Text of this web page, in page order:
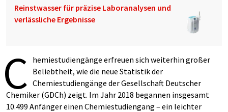
Reinstwasser für präzise Laboranalysen und
verlässliche Ergebnisse
C hemiestudiengänge erfreuen sich weiterhin großer
Beliebtheit, wie die neue Statistik der
Chemiestudiengänge der Gesellschaft Deutscher
Chemiker (GDCh) zeigt. Im Jahr 2018 begannen insgesamt
10.499 Anfänger einen Chemiestudiengang – ein leichter